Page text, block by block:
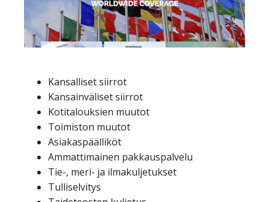
Kansalliset siirrot
Kansainväliset siirrot
Kotitalouksien muutot
Toimiston muutot
Asiakaspäälliköt
Ammattimainen pakkauspalvelu
Tie-, meri- ja ilmakuljetukset
Tulliselvitys